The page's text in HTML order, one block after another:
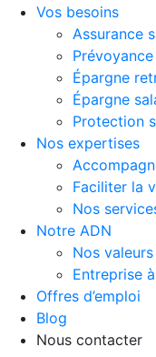
Vos besoins
Assurance
Prévoyance
Épargne
Épargne
Protection
Nos expertises
Faciliter la
Nos
Notre ADN
Nos
Entreprise
Offres d’emploi
Blog
Nous contacter